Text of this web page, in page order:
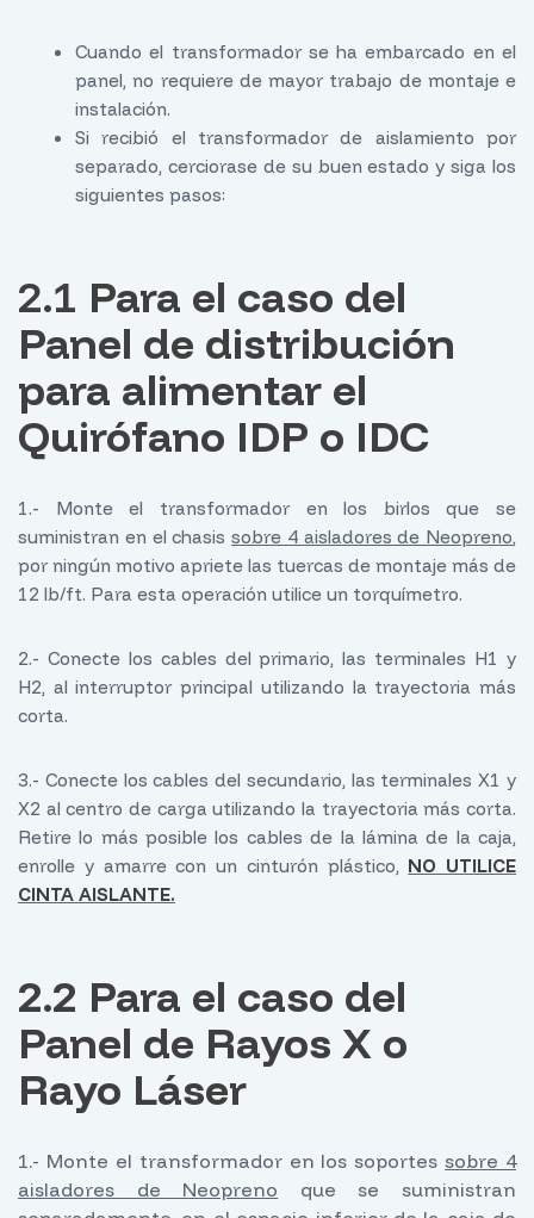
Cuando el transformador se ha embarcado en el
panel, no requiere de mayor trabajo de montaje e
instalación.
Si recibió el transformador de aislamiento por
separado, cerciorase de su buen estado y siga los
siguientes pasos:
2.1 Para el caso del
Panel de distribución
para alimentar el
Quirófano IDP o IDC
1.- Monte el transformador en los birlos que se
suministran en el chasis sobre 4 aisladores de Neopreno,
por ningún motivo apriete las tuercas de montaje más de
12 lb/ft. Para esta operación utilice un torquímetro.
2.- Conecte los cables del primario, las terminales H1 y
H2, al interruptor principal utilizando la trayectoria más
corta.
3.- Conecte los cables del secundario, las terminales X1 y
X2 al centro de carga utilizando la trayectoria más corta.
Retire lo más posible los cables de la lámina de la caja,
enrolle y amarre con un cinturón plástico, NO UTILICE
CINTA AISLANTE.
2.2 Para el caso del
Panel de Rayos X o
Rayo Láser
1.- Monte el transformador en los soportessobre 4
aisladores de Neopreno que se suministran